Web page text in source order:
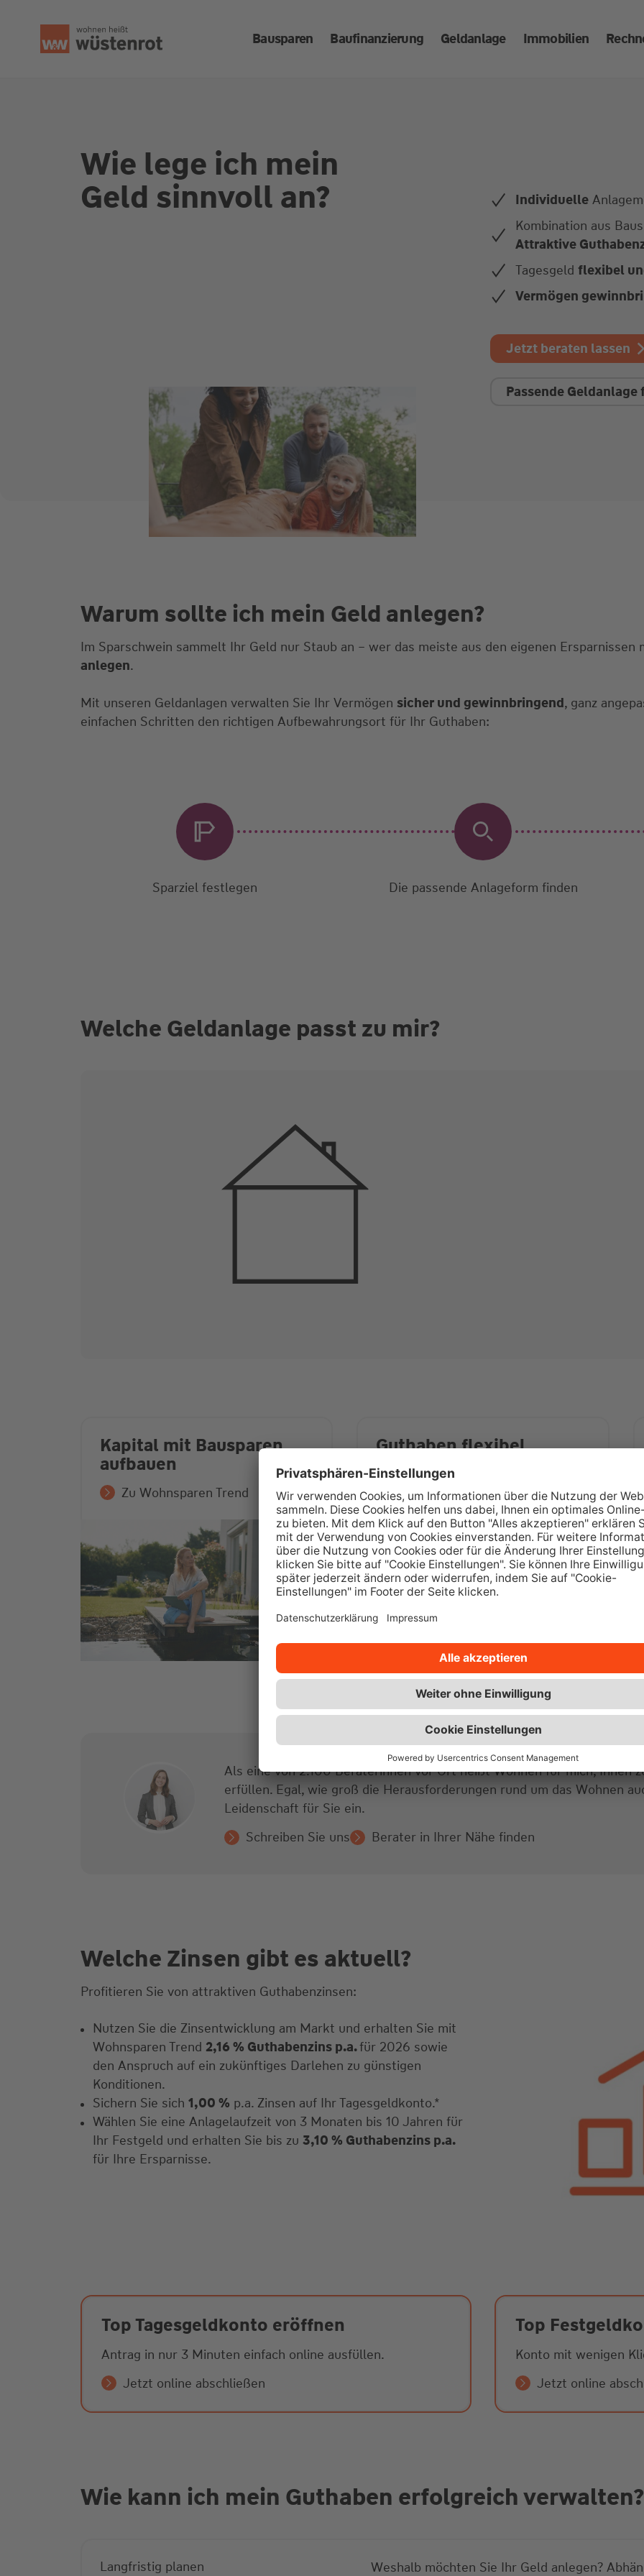
Bausparen
Baufinanzierung Geldanlage Immobilien
Wie lege ich mein
Geld sinnvoll an?
Individuelle
Kombination aus
Attraktive
Tagesgeld flexibel
Vermögen
Jetzt beraten lassen
Passende Geldanlage
Warum sollte ich mein Geld anlegen?
Im Sparschwein sammelt Ihr Geld nur Staub an – wer das meiste aus den eigenen Ersparnissen
anlegen.
Mit unseren Geldanlagen verwalten Sie Ihr Vermögen sicher und gewinnbringend, ganz
einfachen Schritten den richtigen Aufbewahrungsort für Ihr Guthaben:
Sparziel festlegen Die passende Anlageform finden
Welche Geldanlage passt zu mir?
Kapital mit Bausparen
aufbauen
Zu Wohnsparen Trend
Guthaben flexibel
verwalten
Zum Tagesgeldkonto
Als eine von 2.100 Beraterinnen vor Ort heißt Wohnen für mich, Ihnen
erfüllen. Egal, wie groß die Herausforderungen rund um das Wohnen
Leidenschaft für Sie ein.
Schreiben Sie uns
Berater in Ihrer Nähe finden
Welche Zinsen gibt es aktuell?
Profitieren Sie von attraktiven Guthabenzinsen:
Nutzen Sie die Zinsentwicklung am Markt und erhalten Sie mit
Wohnsparen Trend 2,16 % Guthabenzins p.a.für 2026 sowie
den Anspruch auf ein zukünftiges Darlehen zu günstigen
Konditionen.
Sichern Sie sich 1,00 % p.a. Zinsen auf Ihr Tagesgeldkonto.*
Wählen Sie eine Anlagelaufzeit von 3 Monaten bis 10 Jahren für
Ihr Festgeld und erhalten Sie bis zu 3,10 % Guthabenzins p.a.
für Ihre Ersparnisse.
Top Tagesgeldkonto eröffnen
Antrag in nur 3 Minuten einfach online ausfüllen.
Jetzt online abschließen
Top
Konto mit wenigen
Jetzt online
Wie kann ich mein Guthaben erfolgreich verwalten?
Langfristig planen Weshalb möchten Sie Ihr Geld anlegen?